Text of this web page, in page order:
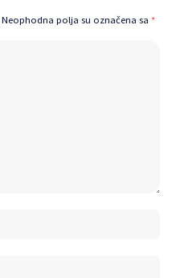
Neophodna polja su označena sa *